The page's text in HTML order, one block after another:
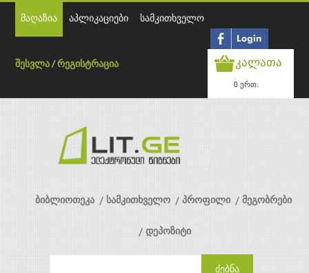
მაღაზია აპლიკაციები სამკითხველო
შესვლა /რეგისტრაცია კალათა
0 ერთ.
ბიბლიოთეკა სამკითხველო პროფილი მეგობრები
დეპოზიტი